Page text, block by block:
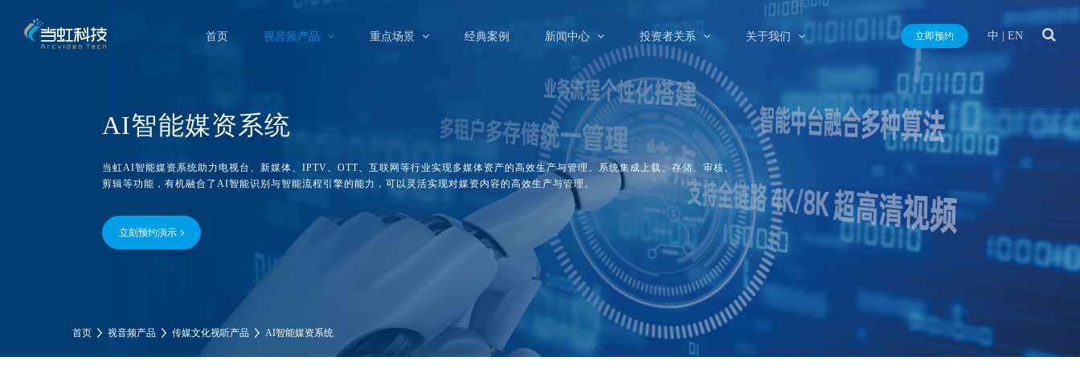
首页 视音频产品 重点场景 经典案例 新闻中心 投资者关系 关于我们 立即预约 中 EN
首页 视音频产品 传媒文化视听产品 AI智能媒资系统
AI智能媒资系统
当虹AI智能媒资系统助力电视台、新媒体、IPTV、OTT、互联网等行业实现多媒体资产的高效生产与管理。系统集成上载、存储、审核、
剪辑等功能，有机融合了AI智能识别与智能流程引擎的能力，可以灵活实现对媒资内容的高效生产与管理。
立刻预约演示